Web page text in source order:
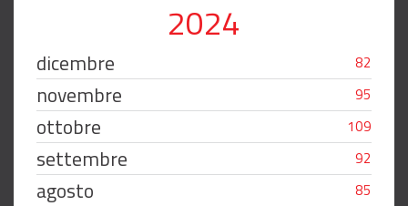
2024
dicembre 82
novembre 95
ottobre 109
settembre 92
agosto 85